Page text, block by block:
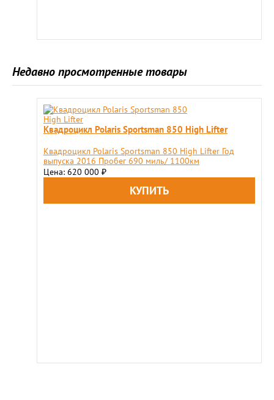
Недавно просмотренные товары
Квадроцикл Polaris Sportsman 850 High Lifter
Квадроцикл Polaris Sportsman 850 High Lifter Год
выпуска 2016 Пробег 690 миль/ 1100км
Цена: 620 000 ₽